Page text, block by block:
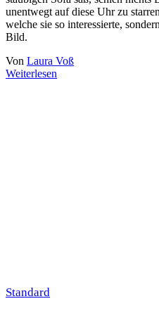
unentwegt auf diese Uhr zu
welche sie so interessierte,
Bild.
Von Laura Voß
Weiterlesen
Standard